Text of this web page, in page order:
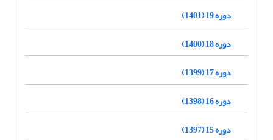
دوره 19 (1401)
دوره 18 (1400)
دوره 17 (1399)
دوره 16 (1398)
دوره 15 (1397)